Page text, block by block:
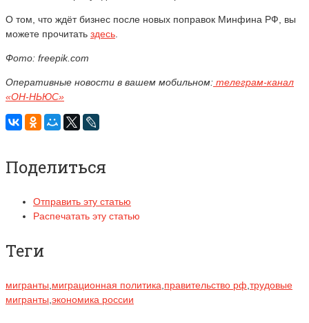
О том, что ждёт бизнес после новых поправок Минфина РФ, вы
можете прочитать здесь
Фото: freepik.com
Оперативные новости в вашем мобильном: телеграм-канал
«ОН-НЬЮС»
Поделиться
Отправить эту статью
Распечатать эту статью
Теги
мигранты миграционная политика правительство рф трудовые
мигранты экономика россии